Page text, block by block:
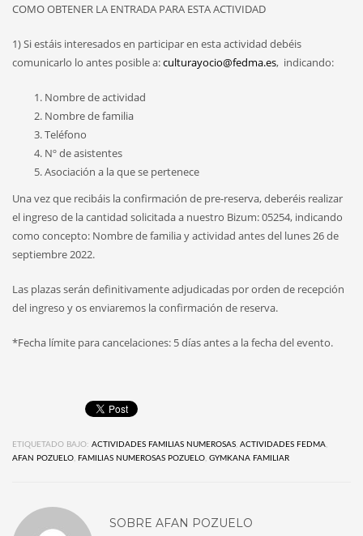
COMO OBTENER LA ENTRADA PARA ESTA ACTIVIDAD
1) Si estáis interesados en participar en esta actividad debéis
comunicarlo lo antes posible a:culturayocio@fedma.es, indicando:
Nombre de actividad
Nombre de familia
Teléfono
Nº de asistentes
Asociación a la que se pertenece
Una vez que recibáis la confirmación de pre-reserva, deberéis realizar
el ingreso de la cantidad solicitada a nuestro Bizum: 05254, indicando
como concepto: Nombre de familia y actividad antes del lunes 26 de
septiembre 2022.
Las plazas serán definitivamente adjudicadas por orden de recepción
del ingreso y os enviaremos la confirmación de reserva.
*Fecha límite para cancelaciones: 5 días antes a la fecha del evento.
ETIQUETADO BAJO: ACTIVIDADES FAMILIAS NUMEROSAS, ACTIVIDADES FEDMA,
AFAN POZUELO, FAMILIAS NUMEROSAS POZUELO, GYMKANA FAMILIAR
SOBRE AFAN POZUELO